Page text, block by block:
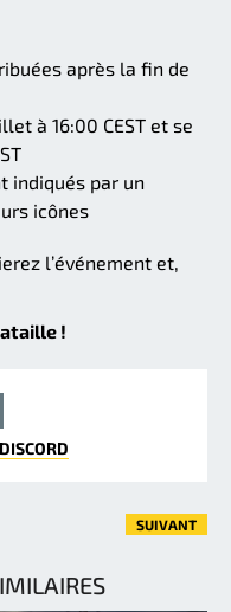
après la fin de
à 16:00 CEST et se
indiqués par un
icônes
l’événement et,
!
SUIVANT